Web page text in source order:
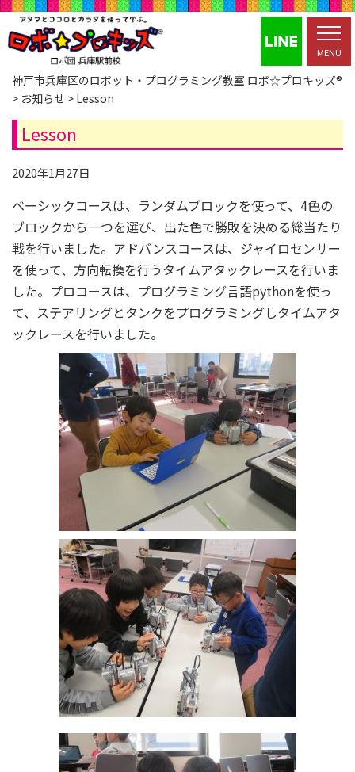
MENU
神戸市兵庫区のロボット・プログラミング教室 ロボ☆プロキッズ®
> お知らせ > Lesson
Lesson
2020年1月27日
ベーシックコースは、ランダムブロックを使って、4色の
ブロックから一つを選び、出た色で勝敗を決める総当たり
戦を行いました。アドバンスコースは、ジャイロセンサー
を使って、方向転換を行うタイムアタックレースを行いま
した。プロコースは、プログラミング言語pythonを使っ
て、ステアリングとタンクをプログラミングしタイムアタ
ックレースを行いました。